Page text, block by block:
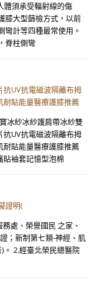
體須承受輻射線的傷
膝大型篩檢方式，以前
彎計等四種最常使用。
脊柱側彎
UV抗電磁波隔離布拇
耐貼能量醫療護膝推薦
冰紗冰紗護肩帶冰紗雙
UV抗電磁波隔離布拇
耐貼能量醫療護膝推薦
貼袖套記憶型泡棉
證明(
處、榮譽國民 之家、
；新制第七類-神經、肌
。 2.經臺北榮民總醫院